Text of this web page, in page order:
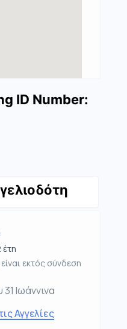
ID Number:
εκτός σύνδεση
Ιωάννινα
Αγγελίες